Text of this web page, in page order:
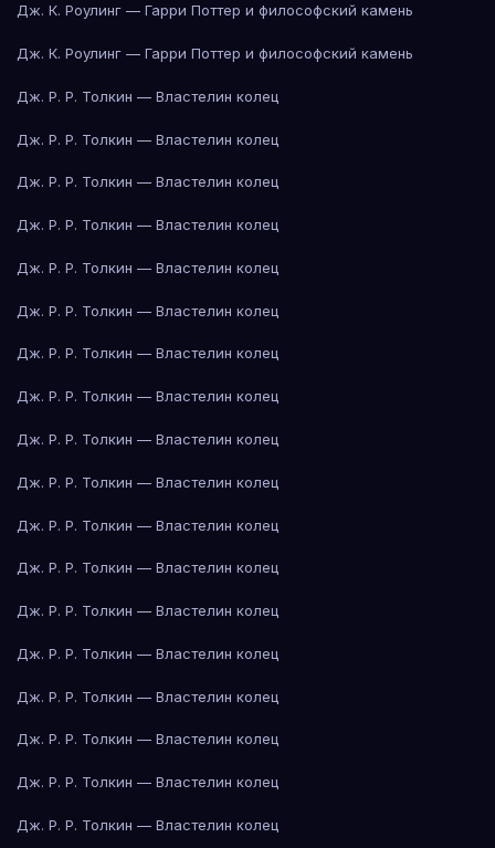
Дж. К. Роулинг — Гарри Поттер и философский камень
Дж. К. Роулинг — Гарри Поттер и философский камень
Дж. Р. Р. Толкин — Властелин колец
Дж. Р. Р. Толкин — Властелин колец
Дж. Р. Р. Толкин — Властелин колец
Дж. Р. Р. Толкин — Властелин колец
Дж. Р. Р. Толкин — Властелин колец
Дж. Р. Р. Толкин — Властелин колец
Дж. Р. Р. Толкин — Властелин колец
Дж. Р. Р. Толкин — Властелин колец
Дж. Р. Р. Толкин — Властелин колец
Дж. Р. Р. Толкин — Властелин колец
Дж. Р. Р. Толкин — Властелин колец
Дж. Р. Р. Толкин — Властелин колец
Дж. Р. Р. Толкин — Властелин колец
Дж. Р. Р. Толкин — Властелин колец
Дж. Р. Р. Толкин — Властелин колец
Дж. Р. Р. Толкин — Властелин колец
Дж. Р. Р. Толкин — Властелин колец
Дж. Р. Р. Толкин — Властелин колец